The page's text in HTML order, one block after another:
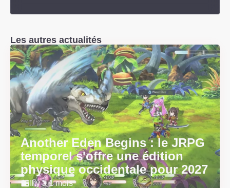
Les autres actualités
Another Eden Begins : le JRPG
temporel s'offre une édition
physique occidentale pour 2027
Il y a 1 mois